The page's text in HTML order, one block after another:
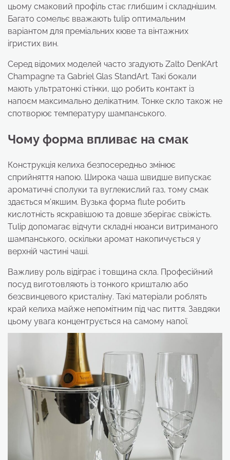
цьому смаковий профіль стає глибшим і складнішим.
Багато сомельє вважають tulip оптимальним
варіантом для преміальних кюве та вінтажних
ігристих вин.
Серед відомих моделей часто згадують Zalto Denk’Art
Champagne та Gabriel Glas StandArt. Такі бокали
мають ультратонкі стінки, що робить контакт із
напоєм максимально делікатним. Тонке скло також не
спотворює температуру шампанського.
Чому форма впливає на смак
Конструкція келиха безпосередньо змінює
сприйняття напою. Широка чаша швидше випускає
ароматичні сполуки та вуглекислий газ, тому смак
здається м’якшим. Вузька форма flute робить
кислотність яскравішою та довше зберігає свіжість.
Tulip допомагає відчути складні нюанси витриманого
шампанського, оскільки аромат накопичується у
верхній частині чаші.
Важливу роль відіграє і товщина скла. Професійний
посуд виготовляють із тонкого кришталю або
безсвинцевого кристаліну. Такі матеріали роблять
край келиха майже непомітним під час пиття. Завдяки
цьому увага концентрується на самому напої.